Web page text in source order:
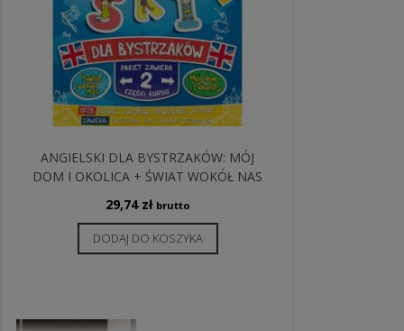
ANGIELSKI DLA BYSTRZAKÓW: MÓJ
DOM I OKOLICA + ŚWIAT WOKÓŁ NAS
29,74 zł brutto
DODAJ DO KOSZYKA